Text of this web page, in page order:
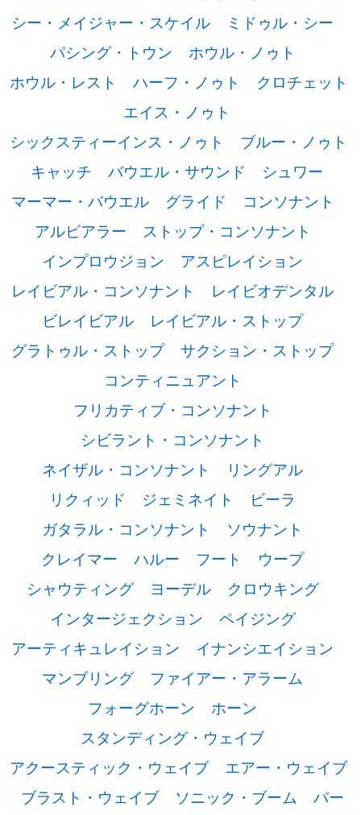
シー・メイジャー・スケイル
ミドゥル・シー
パシング・トウン
ホウル・ノゥト
ホウル・レスト
ハーフ・ノゥト
クロチェット
エイス・ノゥト
シックスティーインス・ノゥト
ブルー・ノゥト
キャッチ
バウエル・サウンド
シュワー
マーマー・バウエル
グライド
コンソナント
アルビアラー
ストップ・コンソナント
インプロウジョン
アスピレイション
レイビアル・コンソナント
レイビオデンタル
ビレイビアル
レイビアル・ストップ
グラトゥル・ストップ
サクション・ストップ
コンティニュアント
フリカティブ・コンソナント
シビラント・コンソナント
ネイザル・コンソナント
リングアル
リクィッド
ジェミネイト
ビーラ
ガタラル・コンソナント
ソウナント
クレイマー
ハルー フート
ウープ
シャウティング
ヨーデル
クロウキング
インタージェクション
ペイジング
アーティキュレイション
イナンシエイション
マンブリング
ファイアー・アラーム
フォーグホーン
ホーン
スタンディング・ウェイブ
アクースティック・ウェイブ
エアー・ウェイブ
ブラスト・ウェイブ
ソニック・ブーム
バー